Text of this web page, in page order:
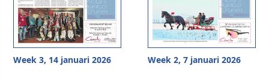
Week 3, 14 januari 2026 Week 2, 7 januari 2026